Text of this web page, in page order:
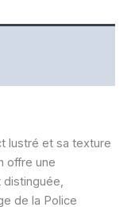
lustré et sa texture
offre une
de la Police